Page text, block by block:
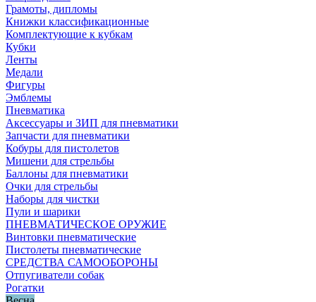
Грамоты, дипломы
Книжки классификационные
Комплектующие к кубкам
Кубки
Ленты
Медали
Фигуры
Эмблемы
Пневматика
Аксессуары и ЗИП для пневматики
Запчасти для пневматики
Кобуры для пистолетов
Мишени для стрельбы
Баллоны для пневматики
Очки для стрельбы
Наборы для чистки
Пули и шарики
ПНЕВМАТИЧЕСКОЕ ОРУЖИЕ
Винтовки пневматические
Пистолеты пневматические
СРЕДСТВА САМООБОРОНЫ
Отпугиватели собак
Рогатки